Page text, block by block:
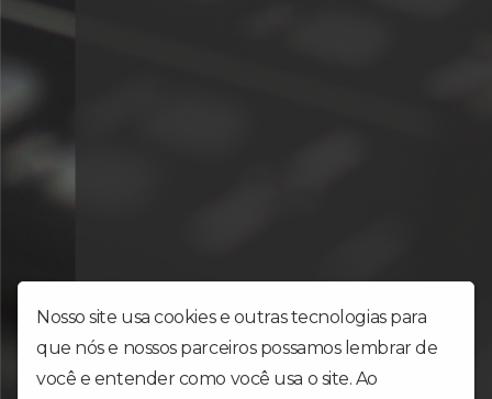
Nosso site usa cookies e outras tecnologias para
que nós e nossos parceiros possamos lembrar de
você e entender como você usa o site. Ao